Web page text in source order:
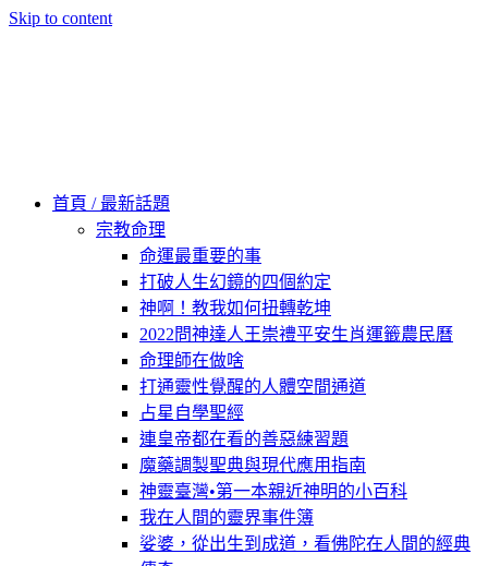
Skip to content
首頁 / 最新話題
宗教命理
命運最重要的事
打破人生幻鏡的四個約定
神啊！教我如何扭轉乾坤
2022問神達人王崇禮平安生肖運籤農民曆
命理師在做啥
打通靈性覺醒的人體空間通道
占星自學聖經
連皇帝都在看的善惡練習題
魔藥調製聖典與現代應用指南
神靈臺灣•第一本親近神明的小百科
我在人間的靈界事件簿
娑婆，從出生到成道，看佛陀在人間的經典